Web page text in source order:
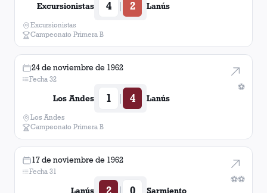
Excursionistas 4 | 2 Lanús
Excursionistas
Campeonato Primera B
⚽
24 de noviembre de 1962
Fecha 32
Los Andes 1 | 4 Lanús
Los Andes
Campeonato Primera B
⚽⚽
17 de noviembre de 1962
Fecha 31
Lanús 2 | 0 Sarmiento